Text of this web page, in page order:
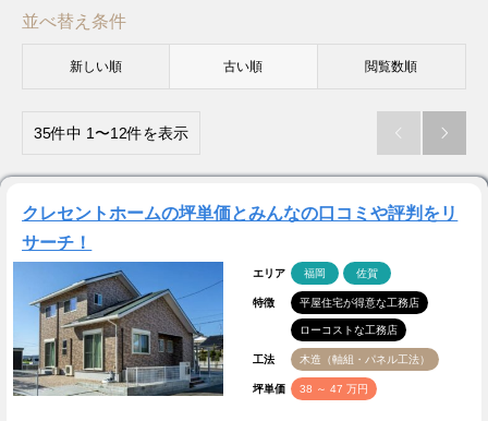
並べ替え条件
新しい順 古い順 閲覧数順
35件中 1〜12件を表示  
クレセントホームの坪単価とみんなの口コミや評判をリ
サーチ！
エリア 福岡 佐賀
特徴 平屋住宅が得意な工務店
ローコストな工務店
工法 木造（軸組・パネル工法）
坪単価 38 ～ 47 万円